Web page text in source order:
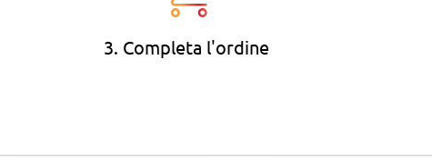
3. Completa l'ordine